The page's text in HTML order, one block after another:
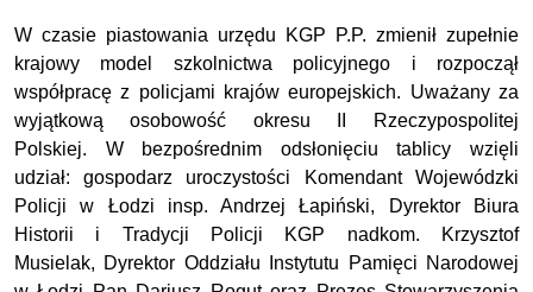
W czasie piastowania urzędu KGP P.P. zmienił zupełnie
krajowy model szkolnictwa policyjnego i rozpoczął
współpracę z policjami krajów europejskich. Uważany za
wyjątkową osobowość okresu II Rzeczypospolitej
Polskiej. W bezpośrednim odsłonięciu tablicy wzięli
udział: gospodarz uroczystości Komendant Wojewódzki
Policji w Łodzi insp. Andrzej Łapiński, Dyrektor Biura
Historii i Tradycji Policji KGP nadkom. Krzysztof
Musielak, Dyrektor Oddziału Instytutu Pamięci Narodowej